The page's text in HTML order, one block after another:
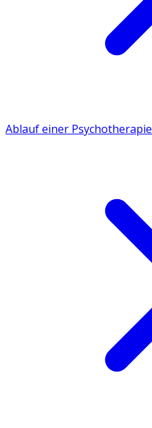
Ablauf einer Psychotherapie